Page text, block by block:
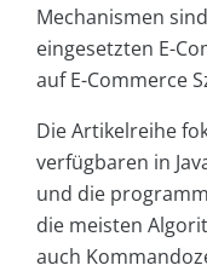
Mechanismen
eingesetzten E-
auf E-Commerce
Die Artikelreihe
verfügbaren in
und die
die meisten
auch